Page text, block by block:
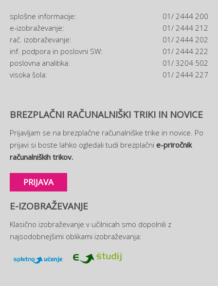
splošne informacije:
01/ 2444 200
e-izobraževanje:
01/ 2444 212
rač. izobraževanje:
01/ 2444 202
inf. podpora in poslovni SW:
01/ 2444 222
poslovna analitika:
01/ 3204 502
visoka šola:
01/ 2444 227
BREZPLAČNI RAČUNALNIŠKI TRIKI IN NOVICE
Prijavljam se na brezplačne računalniške trike in novice. Po
prijavi si boste lahko ogledali tudi brezplačni e-priročnik
računalniških trikov.
PRIJAVA
E-IZOBRAŽEVANJE
Klasično izobraževanje v učilnicah smo dopolnili z
najsodobnejšimi oblikami izobraževanja: